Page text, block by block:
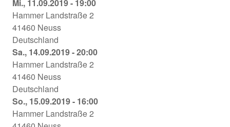
Neuss
07.09.2019
-
20:00
Alice
im
Wunderland
Globe
Neuss
11.09.2019
-
19:00
Mi., 11.09.2019 - 19:00
Hammer Landstraße 2
41460 Neuss
Deutschland
Alice
im
Wunderland
Globe
Neuss
14.09.2019
Sa., 14.09.2019 - 20:00
Hammer Landstraße 2
41460 Neuss
Deutschland
Alice
im
So., 15.09.2019 - 16:00
Hammer Landstraße 2